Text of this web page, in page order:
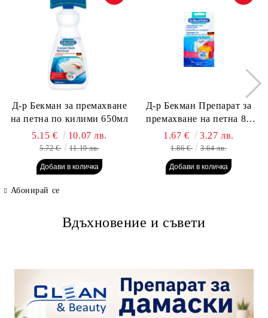
Д-р Бекман за премахване
на петна по килими 650мл
5.15 €
10.07 лв.
5.72 € 11.19 лв.
Д-р Бекман Препарат за
премахване на петна 80
гр. Пауч
1.67 € 3.27 лв.
1.86 € 3.64 лв.
Абонирай се
Вдъхновение и съвети